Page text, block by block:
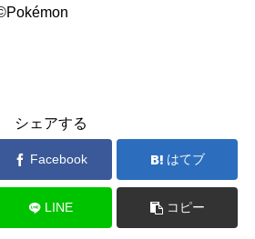
シェアする
Facebook はてブ
LINE コピー